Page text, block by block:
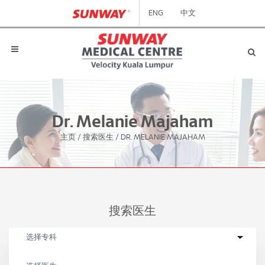
ENG 中文
Dr. Melanie Majaham
主页 / 搜索医生 / DR. MELANIE MAJAHAM
搜索医生